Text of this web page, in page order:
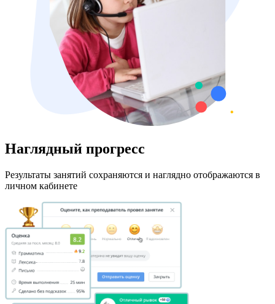
Наглядный прогресс
Результаты занятий сохраняются и наглядно отображаются в
личном кабинете